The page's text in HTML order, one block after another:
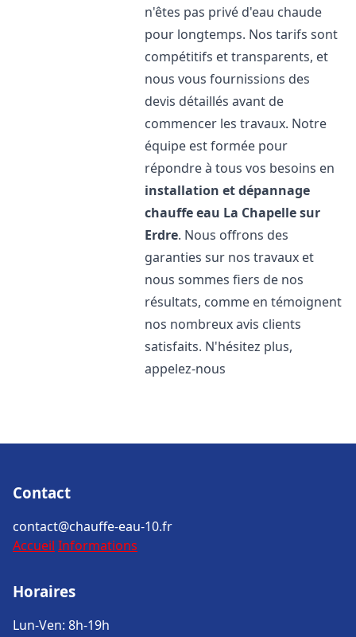
n'êtes pas privé d'eau chaude
pour longtemps. Nos tarifs sont
compétitifs et transparents, et
nous vous fournissions des
devis détaillés avant de
commencer les travaux. Notre
équipe est formée pour
répondre à tous vos besoins en
installation et dépannage
chauffe eau La Chapelle sur
Erdre. Nous offrons des
garanties sur nos travaux et
nous sommes fiers de nos
résultats, comme en témoignent
nos nombreux avis clients
satisfaits. N'hésitez plus,
appelez-nous
Contact
contact@chauffe-eau-10.fr
Accueil Informations
Horaires
Lun-Ven: 8h-19h